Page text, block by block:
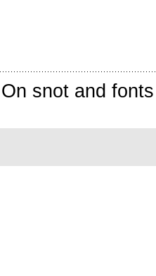
On snot and fonts